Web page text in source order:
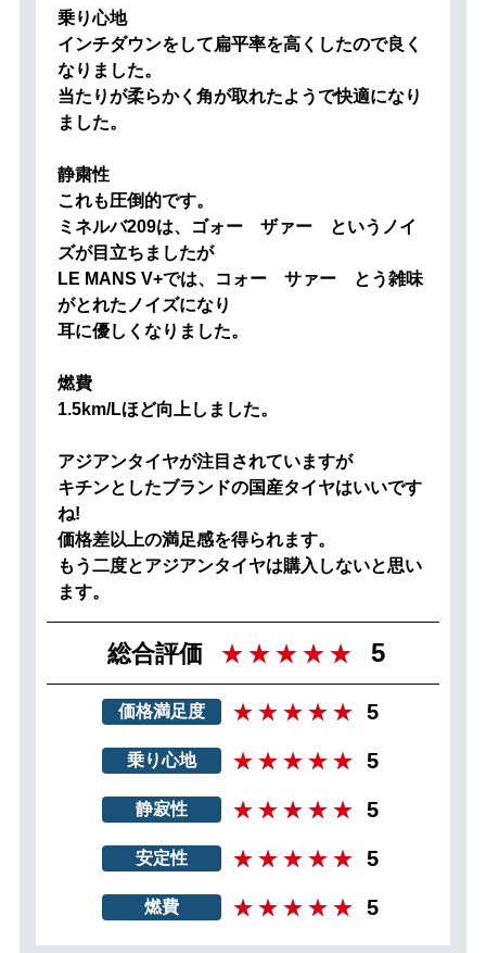
乗り心地
インチダウンをして扁平率を高くしたので良く
なりました。
当たりが柔らかく角が取れたようで快適になり
ました。
静粛性
これも圧倒的です。
ミネルバ209は、ゴォー ザァー というノイ
ズが目立ちましたが
LE MANS V+では、コォー サァー とう雑味
がとれたノイズになり
耳に優しくなりました。
燃費
1.5km/Lほど向上しました。
アジアンタイヤが注目されていますが
キチンとしたブランドの国産タイヤはいいです
ね!
価格差以上の満足感を得られます。
もう二度とアジアンタイヤは購入しないと思い
ます。
総合評価 5
価格満足度 5
乗り心地 5
静寂性 5
安定性 5
燃費 5